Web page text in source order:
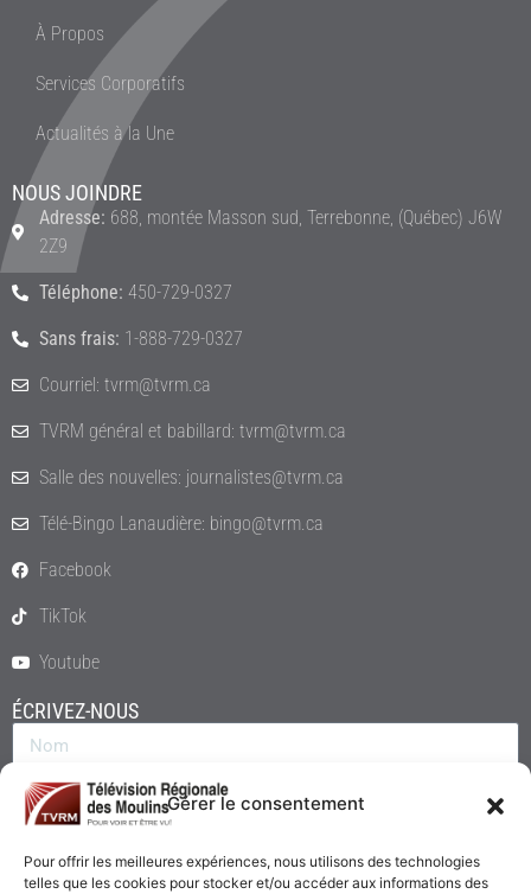
Gérer le consentement
Pour offrir les meilleures expériences, nous utilisons des technologies
telles que les cookies pour stocker et/ou accéder aux informations des
À Propos
Services Corporatifs
Actualités à la Une
NOUS JOINDRE
Adresse: 688, montée Masson sud, Terrebonne, (Québec) J6W
2Z9
Téléphone: 450-729-0327
Sans frais: 1-888-729-0327
Courriel: tvrm@tvrm.ca
TVRM général et babillard: tvrm@tvrm.ca
Salle des nouvelles: journalistes@tvrm.ca
Télé-Bingo Lanaudière: bingo@tvrm.ca
Facebook
TikTok
Youtube
ÉCRIVEZ-NOUS